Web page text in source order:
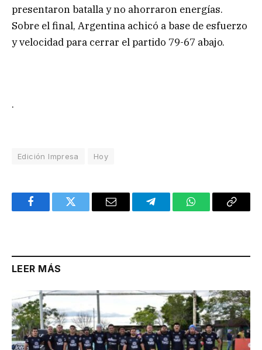
presentaron batalla y no ahorraron energías.
Sobre el final, Argentina achicó a base de esfuerzo
y velocidad para cerrar el partido 79-67 abajo.
.
Edición Impresa Hoy
FacebookTwitter Email TelegramWhatsAppCopy
LEER MÁS